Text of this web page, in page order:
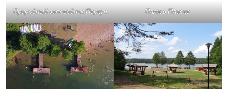
Природный заповедник Перкуч Пляж в Пласке